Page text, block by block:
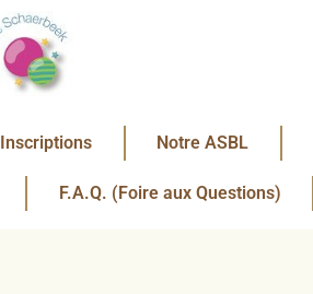
Inscriptions Notre ASBL
F.A.Q. (Foire aux Questions)